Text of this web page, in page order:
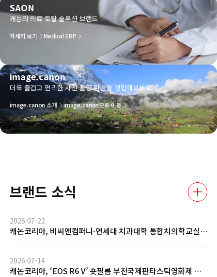
SAON
캐논의 의료 토탈 솔루션 브랜드
자세히 보기 Medical ERP
image.canon
더욱 즐겁고 편리한 사진 촬영 환경을 경험해보세요.
image.canon 소개 image.canon으로 이동
브랜드 소식
2026-07-22
캐논코리아, 비씨앤컴퍼니·연세대 치과대학 통합치의학교실
2026-07-14
캐논코리아, ‘EOS R6 V’ 숏필름 부천국제판타스틱영화제 공